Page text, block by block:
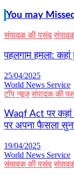
You may Missed
संपादक की पसंद
पहलगाम हमला: कहां
25/04/2025
World News Service
टॉप न्यूज संपादक की
Waqf Act पर कहां
पर अपना फैसला
19/04/2025
World News Service
संपादक की पसंद